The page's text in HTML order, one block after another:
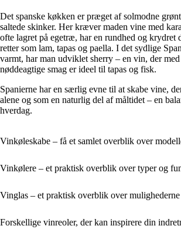
Det spanske køkken er præget af solmodne
saltede skinker. Her kræver maden vine med
ofte lagret på egetræ, har en rundhed og krydret
retter som lam, tapas og paella. I det sydlige
varmt, har man udviklet sherry – en vin, der
nøddeagtige smag er ideel til tapas og fisk.
Spanierne har en særlig evne til at skabe vine,
alene og som en naturlig del af måltidet – en
hverdag.
Vinkøleskabe – få et samlet overblik over
Vinkølere – et praktisk overblik over typer og
Vinglas – et praktisk overblik over mulighederne
Forskellige vinreoler, der kan inspirere din